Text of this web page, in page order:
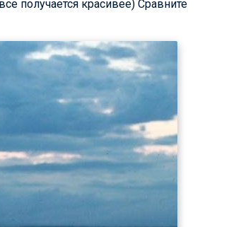
получается красивее) Сравните